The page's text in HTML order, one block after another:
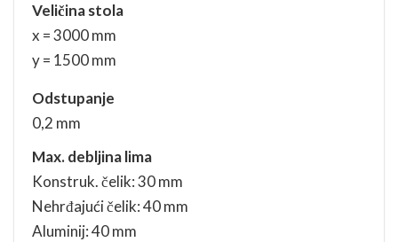
Veličina stola
x = 3000 mm
y = 1500 mm
Odstupanje
0,2 mm
Max. debljina lima
Konstruk. čelik: 30 mm
Nehrđajući čelik: 40 mm
Aluminij: 40 mm